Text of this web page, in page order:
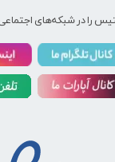
را در شبکه‌های